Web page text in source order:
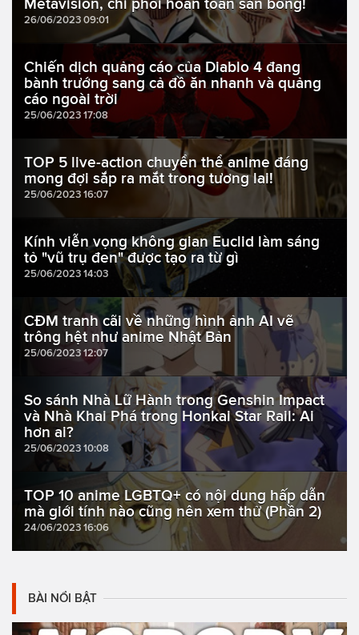
Metavision, chi phối hoàn toàn sân bóng!
26/06/2023 09:01
Chiến dịch quảng cáo của Diablo 4 đang
bành trướng sang cả đồ ăn nhanh và quảng
cáo ngoài trời
25/06/2023 17:08
TOP 5 live-action chuyển thể anime đáng
mong đợi sắp ra mắt trong tương lai!
25/06/2023 16:07
Kính viễn vọng không gian Euclid làm sáng
tỏ "vũ trụ đen" được tạo ra từ gì
25/06/2023 14:03
CĐM tranh cãi về những hình ảnh AI vẽ
trông hệt như anime Nhật Bản
25/06/2023 12:07
So sánh Nhà Lữ Hành trong Genshin Impact
và Nhà Khai Phá trong Honkai Star Rail: Ai
hơn ai?
25/06/2023 10:08
TOP 10 anime LGBTQ+ có nội dung hấp dẫn
mà giới tính nào cũng nên xem thử (Phần 2)
24/06/2023 16:06
BÀI NỔI BẬT